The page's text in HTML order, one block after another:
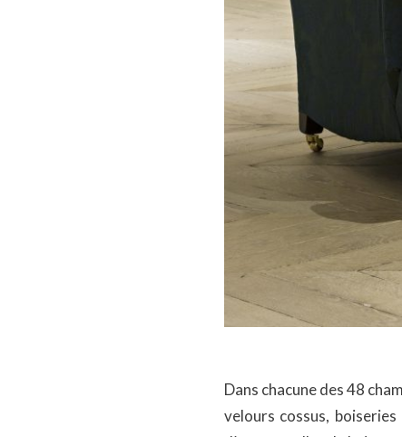
Dans chacune des 48
velours cossus,